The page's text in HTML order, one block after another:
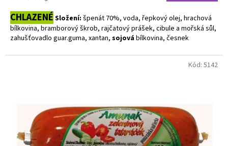
CHLAZENÉ Složení: špenát 70%, voda, řepkový olej, hrachová
bílkovina, bramborový škrob, rajčatový prášek, cibule a mořská sůl,
zahušťovadlo guar.guma, xantan, sojovábílkovina, česnek
Alergeny zvýrazněny tučně. Bez lepku.
Kód: 5142